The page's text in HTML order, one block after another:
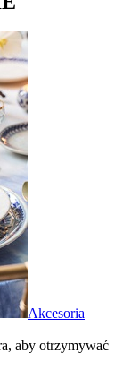
Akcesoria
aby otrzymywać